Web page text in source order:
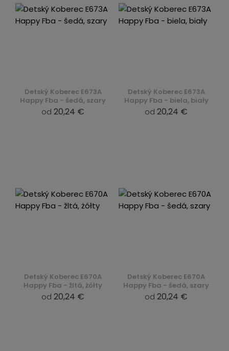
Detský Koberec E673A
Happy Fba - šedá, szary
od 20,24 €
Detský Koberec E673A
Happy Fba - biela, biały
od 20,24 €
Detský Koberec E670A
Happy Fba - žltá, żółty
od 20,24 €
Detský Koberec E670A
Happy Fba - šedá, szary
od 20,24 €